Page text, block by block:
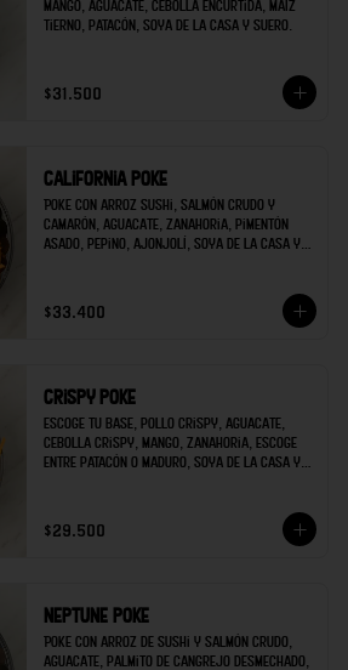
mango, aguacate, cebolla encurtida, maíz
tierno, patacón, soya de la casa y suero.
$31.500
California poke
Poke con arroz sushi, salmón crudo y
camarón, aguacate, zanahoria, pimentón
asado, pepino, ajonjolí, soya de la casa y
$33.400
Crispy poke
Escoge tu base, pollo crispy, aguacate,
cebolla crispy, mango, zanahoria, escoge
entre patacón o maduro, soya de la casa y
$29.500
Neptune poke
Poke con arroz de sushi y salmón crudo,
aguacate, palmito de cangrejo desmechado,